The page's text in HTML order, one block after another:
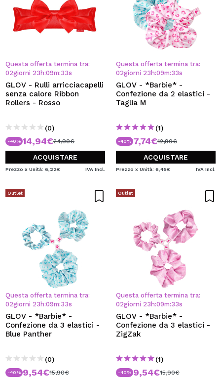
Questa offerta termina tra:
02giorni 23 h:09m:32s
GLOV - Rulli arricciacapelli
senza calore Ribbon
Rollers - Rosso
(0)
-40% 14,94€24,90€
ACQUISTARE
Prezzo x Unità: 6,22€ IVA Incl.
Questa offerta termina tra:
02giorni 23 h:09m:32s
GLOV - *Barbie* -
Confezione da 2 elastici -
Taglia M
(1)
-40% 7,74€12,90€
ACQUISTARE
Prezzo x Unità: 6,45€ IVA Incl.
Outlet
Questa offerta termina tra:
02giorni 23 h:09m:32s
GLOV - *Barbie* -
Confezione da 3 elastici -
Blue Panther
(0)
-40% 9,54€15,90€
Outlet
Questa offerta termina tra:
02giorni 23 h:09m:32s
GLOV - *Barbie* -
Confezione da 3 elastici -
ZigZak
(1)
-40% 9,54€15,90€